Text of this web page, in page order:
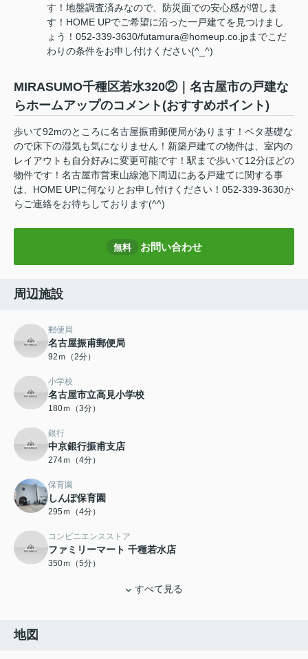
す！地盤調査済みなので、防災面での安心感が増しま
す！HOME UPでご希望に沿った一戸建てを見つけまし
ょう！052-339-3630/futamura@homeup.co.jpまでこだ
わりの条件をお申し付けください(^_^)
MIRASUMO千種区若水320②｜名古屋市の戸建な
らホームアップのコメント(おすすめポイント)
歩いて92mのところに名古屋振甫郵便局があります！ベタ基礎な
ので床下の湿気も気になりません！新築戸建ての物件は、室内の
レイアウトも自分好みに変更可能です！駅まで歩いて12分ほどの
物件です！名古屋市営東山線池下周辺にある戸建てに関する事
は、HOME UPに何なりとお申し付けください！052-339-3630か
らご連絡をお待ちしております(^^)
無料 お問い合わせ
周辺施設
郵便局
名古屋振甫郵便局
92ｍ（2分）
小学校
名古屋市立高見小学校
180ｍ（3分）
銀行
中京銀行振甫支店
274ｍ（4分）
保育園
しんぽ保育園
295ｍ（4分）
コンビニエンスストア
ファミリーマート 千種若水店
350ｍ（5分）
すべて見る
地図